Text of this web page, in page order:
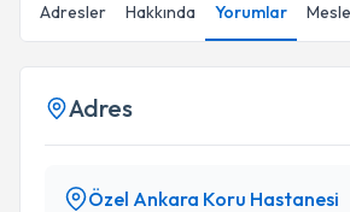
Adresler Hakkında Yorumlar
Adres
Özel Ankara Koru Hastanesi